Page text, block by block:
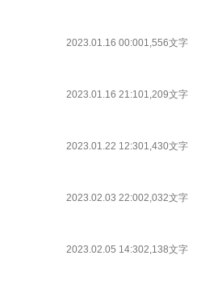
2023.01.16 00:001,556文字
2023.01.16 21:101,209文字
2023.01.22 12:301,430文字
2023.02.03 22:002,032文字
2023.02.05 14:302,138文字